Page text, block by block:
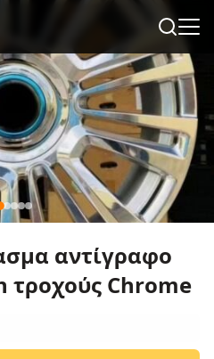
αντίγραφο
τροχούς Chrome